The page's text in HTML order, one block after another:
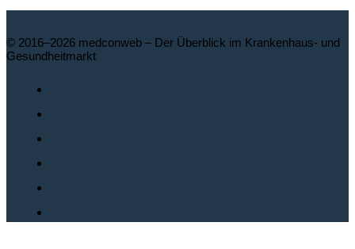
© 2016–2026 medconweb – Der Überblick im Krankenhaus- und
Gesundheitmarkt